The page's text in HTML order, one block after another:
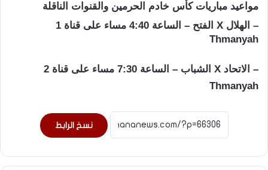
مواعيد مباريات كأس خادم الحرمين والقنوات الناقلة
– الهلال X الفتح – الساعة 4:40 مساء على قناة 1
Thmanyah
– الاتحاد X الشباب – الساعة 7:30 مساء على قناة 2
Thmanyah
نسخ الرابط